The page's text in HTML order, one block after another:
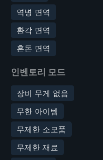
역병 면역
환각 면역
혼돈 면역
인벤토리 모드
장비 무게 없음
무한 아이템
무제한 소모품
무제한 재료